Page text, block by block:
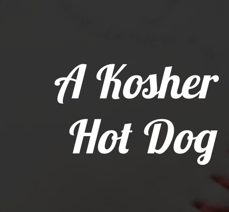
A Kosher
Hot Dog